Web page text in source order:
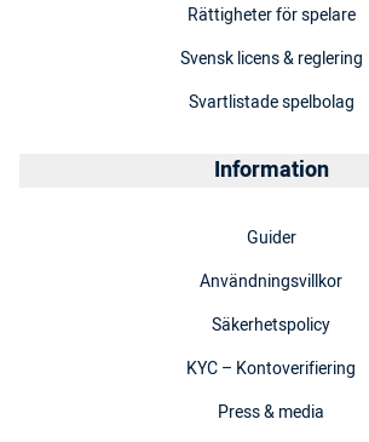
Rättigheter för spelare
Svensk licens & reglering
Svartlistade spelbolag
Information
Guider
Användningsvillkor
Säkerhetspolicy
KYC – Kontoverifiering
Press & media